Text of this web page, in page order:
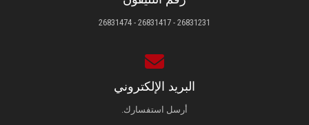
26831231 - 26831417 - 26831474
البريد الإلكتروني
أرسل استفسارك.